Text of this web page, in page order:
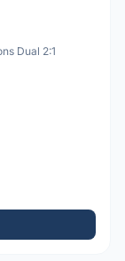
Dual 2:1